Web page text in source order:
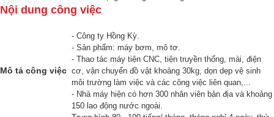
Nội dung công việc
Mô tả công việc
- Công ty Hồng Kỳ.
- Sản phẩm: máy bơm, mô tơ.
- Thao tác máy tiện CNC, tiện truyền thống, mài, điện
cơ, vận chuyển đồ vật khoảng 30kg, dọn dẹp vệ sinh
môi trường làm việc và các công việc liên quan,...
- Nhà máy hiện có hơn 300 nhân viên bản địa và khoảng
150 lao động nước ngoài.